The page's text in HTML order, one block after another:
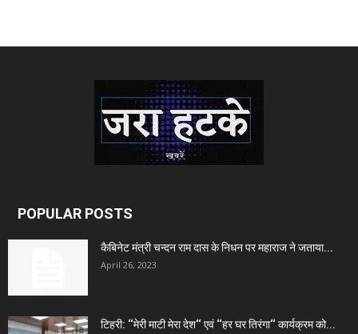
POPULAR POSTS
कैबिनेट मंत्री चन्दन राम दास के निधन पर महाराज ने जताया...
April 26, 2023
टिहरी: ‘‘मेरी माटी मेरा देश‘‘ एवं ‘‘हर घर तिरंगा‘‘ कार्यक्रम को...